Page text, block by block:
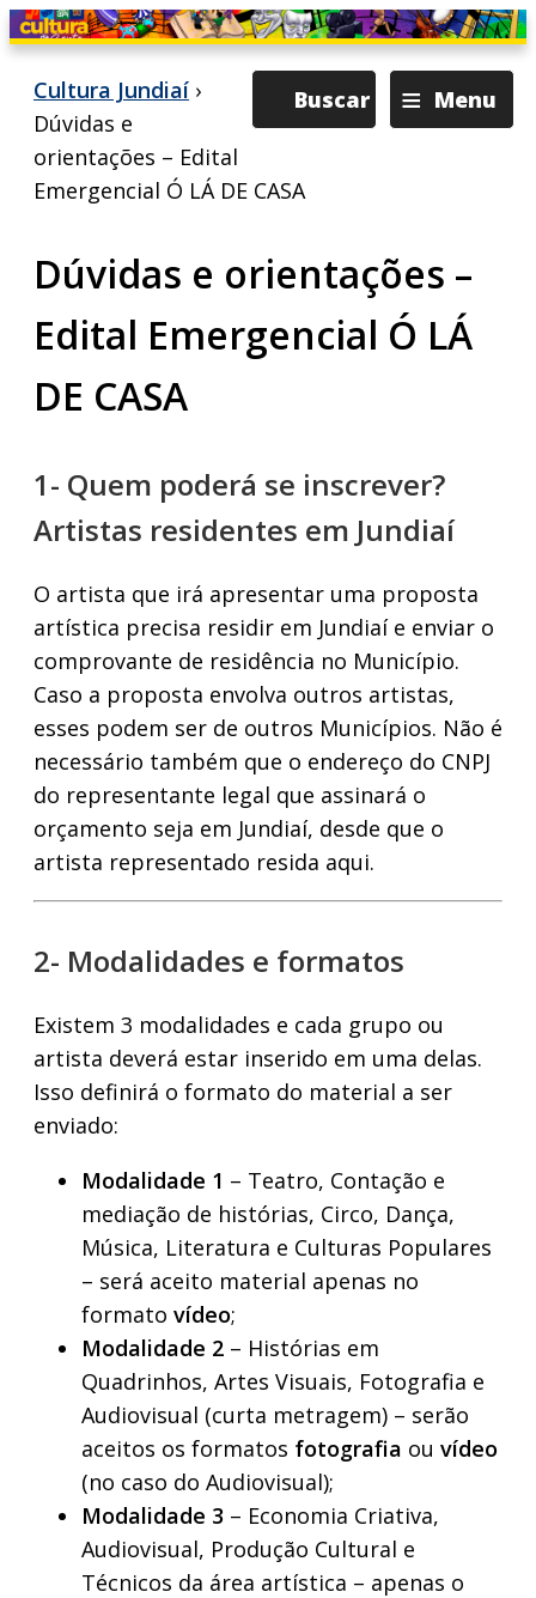
≡ Menu
Buscar
Cultura Jundiaí ›
Dúvidas e
orientações – Edital
Emergencial Ó LÁ DE CASA
Dúvidas e orientações –
Edital Emergencial Ó LÁ
DE CASA
1- Quem poderá se inscrever?
Artistas residentes em Jundiaí
O artista que irá apresentar uma proposta
artística precisa residir em Jundiaí e enviar o
comprovante de residência no Município.
Caso a proposta envolva outros artistas,
esses podem ser de outros Municípios. Não é
necessário também que o endereço do CNPJ
do representante legal que assinará o
orçamento seja em Jundiaí, desde que o
artista representado resida aqui.
2- Modalidades e formatos
Existem 3 modalidades e cada grupo ou
artista deverá estar inserido em uma delas.
Isso definirá o formato do material a ser
enviado:
Modalidade 1 – Teatro, Contação e
mediação de histórias, Circo, Dança,
Música, Literatura e Culturas Populares
– será aceito material apenas no
formato vídeo;
Modalidade 2 – Histórias em
Quadrinhos, Artes Visuais, Fotografia e
Audiovisual (curta metragem) – serão
aceitos os formatos fotografia ou vídeo
(no caso do Audiovisual);
Modalidade 3 – Economia Criativa,
Audiovisual, Produção Cultural e
Técnicos da área artística – apenas o